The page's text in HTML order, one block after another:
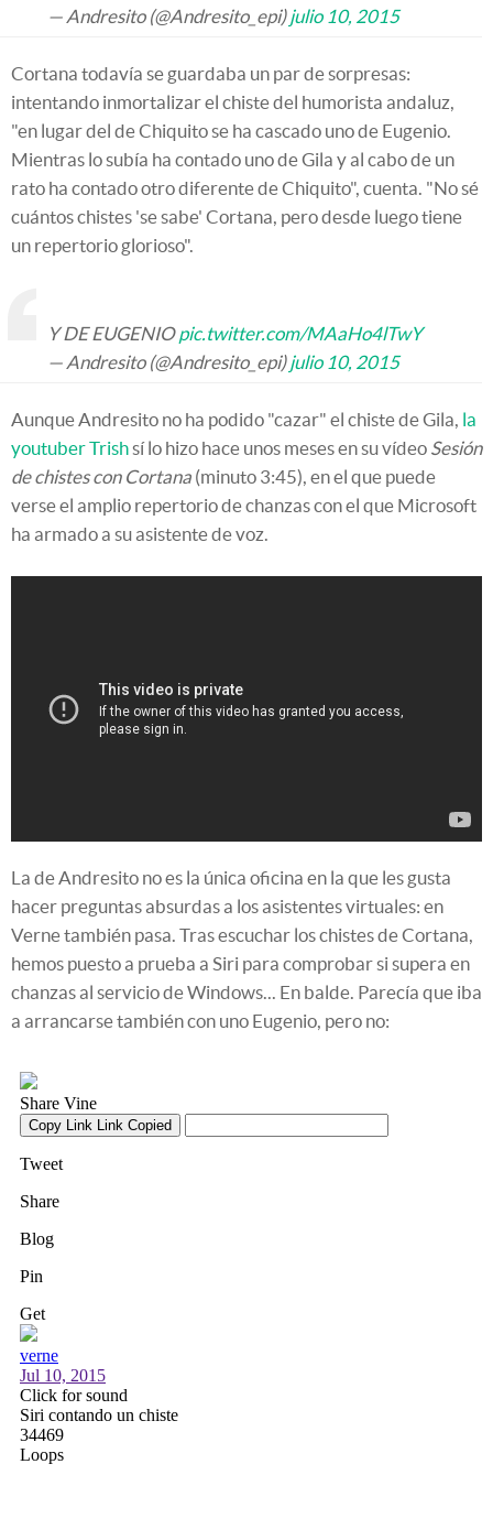
— Andresito (@Andresito_epi)julio 10, 2015
Cortana todavía se guardaba un par de sorpresas:
intentando inmortalizar el chiste del humorista andaluz,
"en lugar del de Chiquito se ha cascado uno de Eugenio.
Mientras lo subía ha contado uno de Gila y al cabo de un
rato ha contado otro diferente de Chiquito", cuenta. "No sé
cuántos chistes 'se sabe' Cortana, pero desde luego tiene
un repertorio glorioso".
Y DE EUGENIOpic.twitter.com/MAaHo4lTwY
— Andresito (@Andresito_epi)julio 10, 2015
Aunque Andresito no ha podido "cazar" el chiste de Gila, la
youtuber Trishsí lo hizo hace unos meses en su vídeo Sesión
de chistes con Cortana (minuto 3:45), en el que puede
verse el amplio repertorio de chanzas con el que Microsoft
ha armado a su asistente de voz.
La de Andresito no es la única oficina en la que les gusta
hacer preguntas absurdas a los asistentes virtuales: en
Verne también pasa. Tras escuchar los chistes de Cortana,
hemos puesto a prueba a Siri para comprobar si supera en
chanzas al servicio de Windows... En balde. Parecía que iba
a arrancarse también con uno Eugenio, pero no: